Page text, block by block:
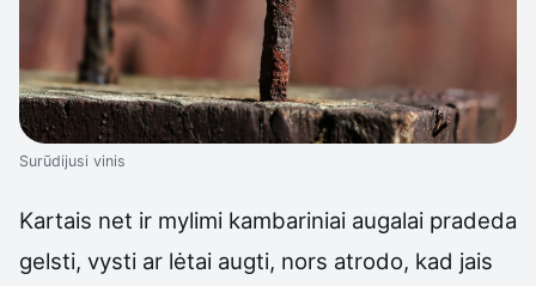
Surūdijusi vinis
Kartais net ir mylimi kambariniai augalai pradeda
gelsti, vysti ar lėtai augti, nors atrodo, kad jais